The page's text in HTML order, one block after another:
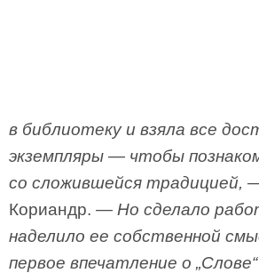
в библиотеку и взяла все
экземпляры — чтобы
со сложившейся традицией,
Кориандр. — Но сделало
наделило ее собственной
первое впечатление о